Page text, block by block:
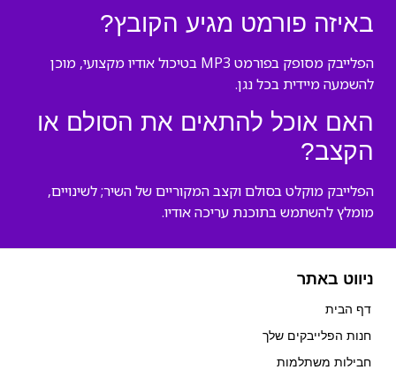
באיזה פורמט מגיע הקובץ?
הפלייבק מסופק בפורמט MP3 בטיכול אודיו מקצועי, מוכן
להשמעה מיידית בכל נגן.
האם אוכל להתאים את הסולם או
הקצב?
הפלייבק מוקלט בסולם וקצב המקוריים של השיר; לשינויים,
מומלץ להשתמש בתוכנת עריכה אודיו.
ניווט באתר
דף הבית
חנות הפלייבקים שלך
חבילות משתלמות